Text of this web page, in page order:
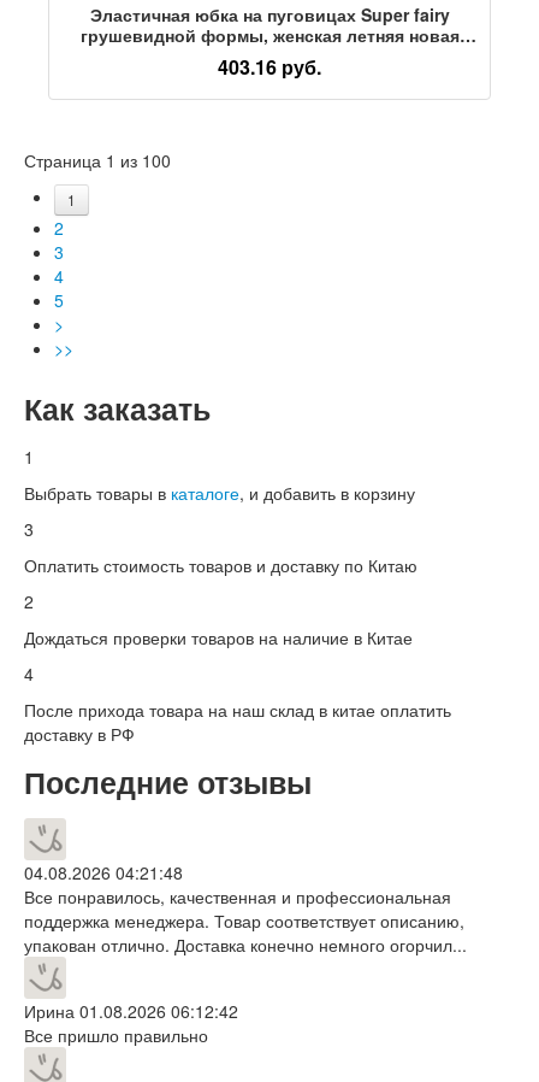
Эластичная юбка на пуговицах Super fairy
грушевидной формы, женская летняя новая
юбка средней длины с завышенной талией,
тонкая драпировка, универсальная длинная
юбка с вытиранием
403.16 руб.
Страница 1 из 100
1
2
3
4
5
>
>>
Как заказать
1
Выбрать товары в каталоге, и добавить в корзину
3
Оплатить стоимость товаров и доставку по Китаю
2
Дождаться проверки товаров на наличие в Китае
4
После прихода товара на наш склад в китае оплатить
доставку в РФ
Последние отзывы
04.08.2026 04:21:48
Все понравилось, качественная и профессиональная
поддержка менеджера. Товар соответствует описанию,
упакован отлично. Доставка конечно немного огорчил...
Ирина 01.08.2026 06:12:42
Все пришло правильно